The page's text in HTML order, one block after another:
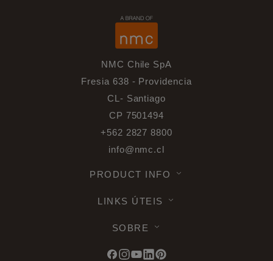
NMC Chile SpA
Fresia 638 - Providencia
CL- Santiago
CP 7501494
+562 2827 8800
info@nmc.cl
PRODUCT INFO
LINKS ÚTEIS
SOBRE